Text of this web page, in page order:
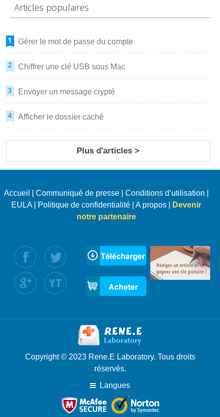
Articles populaires
Gérer le mot de passe du compte
Chiffrer une clé USB sous Mac
Envoyer un message crypté
Afficher le dossier caché
Plus d'articles >
Accueil Communiqué de presse| Conditions d’utilisation
EULA| Politique de confidentialité| A propos|
Devenir
notre partenaire
nous :
Copyright © 2023 Rene.E Laboratory. Tous droits
réservés.
Langues